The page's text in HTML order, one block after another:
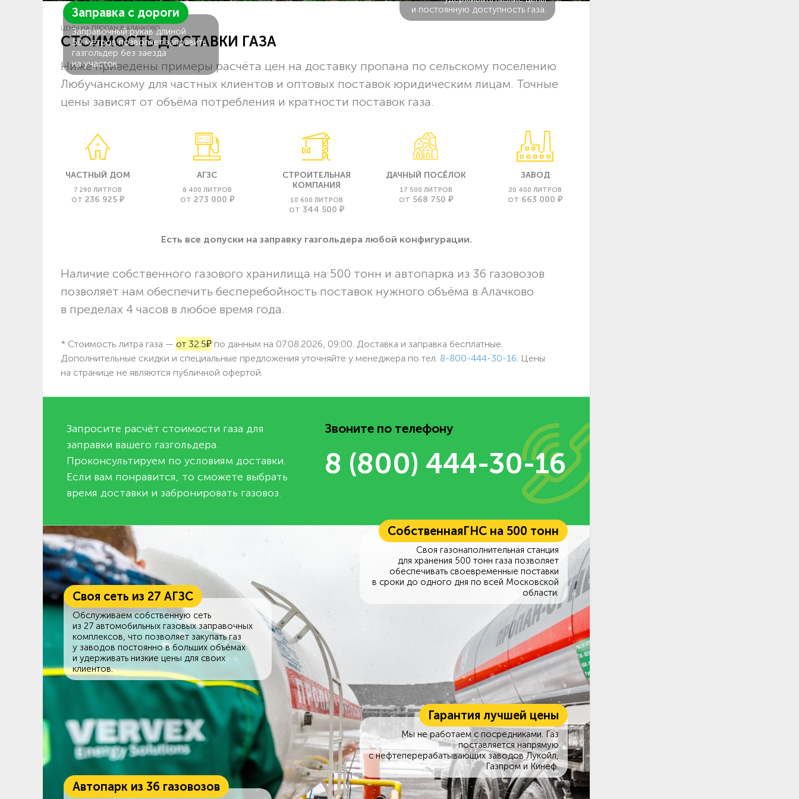
Заправка с дороги
Заправочный рукав длиной
50 метров позволяет заправить
газгольдер без заезда
на участок.
и постоянную доступность газа.
ЦЕНЫ НА ПРОПАН В АЛАЧКОВО
СТОИМОСТЬ ДОСТАВКИ ГАЗА
Ниже приведены примеры расчёта цен на доставку пропана по сельскому поселению
Любучанскому для частных клиентов и оптовых поставок юридическим лицам. Точные
цены зависят от объёма потребления и кратности поставок газа.
ЧАСТНЫЙ ДОМ
7 290 ЛИТРОВ
ОТ 236 925 ₽
АГЗС
8 400 ЛИТРОВ
ОТ 273 000 ₽
СТРОИТЕЛЬНАЯ
КОМПАНИЯ
10 600 ЛИТРОВ
ОТ 344 500 ₽
ДАЧНЫЙ ПОСЁЛОК
17 500 ЛИТРОВ
ОТ 568 750 ₽
ЗАВОД
20 400 ЛИТРОВ
ОТ 663 000 ₽
Есть все допуски нa заправку газгольдера любой конфигурации.
Наличие собственного газового хранилища на 500 тонн и автопарка из 36 газовозов
позволяет нам обеспечить бесперебойность поставок нужного объёма в Алачково
в пределах 4 часов в любое время года.
* Стоимость литра газа — от 32.5₽ по данным на 07.08.2026, 09:00. Доставка и заправка бесплатные.
Дополнительные скидки и специальные предложения уточняйте у менеджера по тел. 8-800-444-30-16 . Цены
на странице не являются публичной офертой.
Запросите расчёт стоимости газа для
заправки вашего газгольдера.
Проконсультируем по условиям доставки.
Если вам понравится, то сможете выбрать
время доставки и забронировать газовоз.
Звоните по телефону
8 (800) 444-30-16
СобственнаяГНС на 500 тонн
Своя газонаполнительная станция
для хранения 500 тонн газа позволяет
обеспечивать своевременные поставки
в сроки до одного дня по всей Московской
области.
Своя сеть из 27 АГЗС
Обслуживаем собственную сеть
из 27 автомобильных газовых заправочных
комплексов, что позволяет закупать газ
у заводов постоянно в больших объёмах
и удерживать низкие цены для своих
клиентов.
Гарантия лучшей цены
Мы не работаем с посредниками. Газ
поставляется напрямую
с нефтеперерабатывающих заводов Лукойл,
Газпром и Кинеф.
Автопарк из 36 газовозов